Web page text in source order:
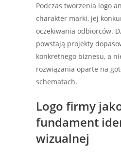
Podczas tworzenia logo
charakter marki, jej
oczekiwania odbiorców.
powstają projekty
konkretnego biznesu, a
rozwiązania oparte na
schematach.
Logo firmy
fundament
wizualnej